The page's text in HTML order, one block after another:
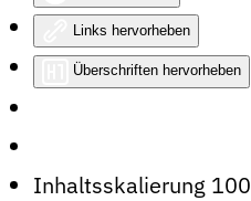
Links hervorheben
Überschriften hervorheben
Inhaltsskalierung 100